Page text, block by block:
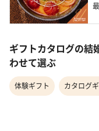
ギフトカタログの結
わせて選ぶ
体験ギフト カタログ